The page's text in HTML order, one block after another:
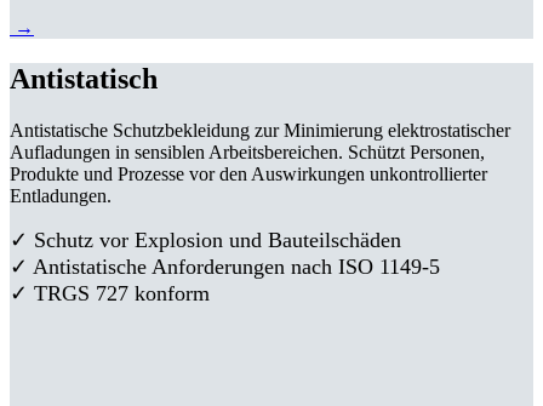
→
Antistatisch
Antistatische Schutzbekleidung zur Minimierung elektrostatischer
Aufladungen in sensiblen Arbeitsbereichen. Schützt Personen,
Produkte und Prozesse vor den Auswirkungen unkontrollierter
Entladungen.
✓ Schutz vor Explosion und Bauteilschäden
✓ Antistatische Anforderungen nach ISO 1149-5
✓ TRGS 727 konform